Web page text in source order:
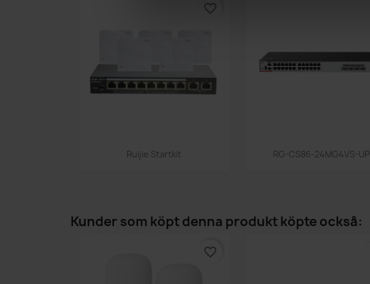
 Snabbvy
Ruijie Startkit
favorite_border
Snabbvy
RG-CS86-24MG4VS-UP
Kunder som köpt denna produkt köpte också:
favorite_border